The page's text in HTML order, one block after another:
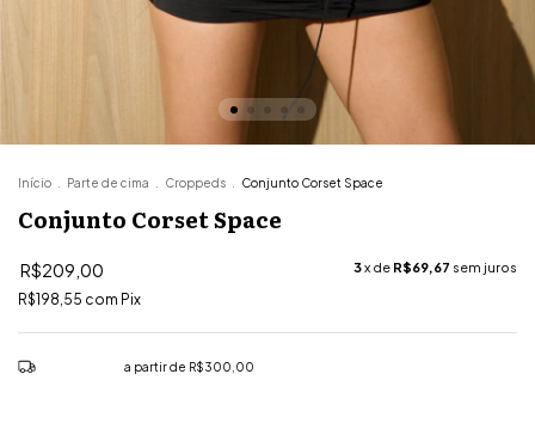
Início . Parte de cima . Croppeds . Conjunto Corset Space
Conjunto Corset Space
R$209,00 3x de R$69,67 sem juros
R$198,55 com Pix
a partir de R$300,00